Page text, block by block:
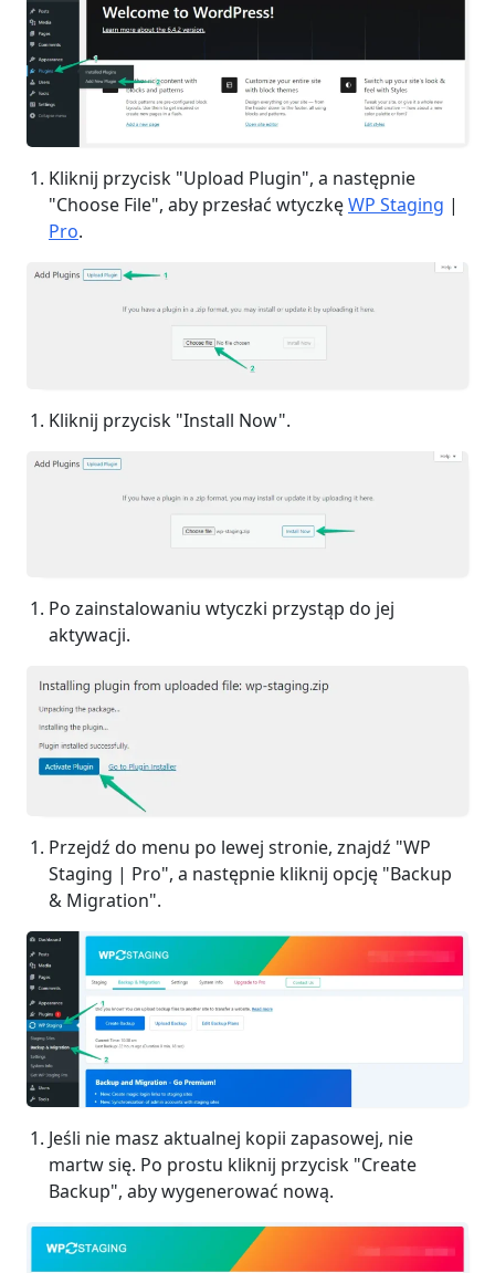
Kliknij przycisk "Upload Plugin", a następnie
"Choose File", aby przesłać wtyczkęWP Staging |
Pro.
Kliknij przycisk "Install Now".
Po zainstalowaniu wtyczki przystąp do jej
aktywacji.
Przejdź do menu po lewej stronie, znajdź "WP
Staging | Pro", a następnie kliknij opcję "Backup
& Migration".
Jeśli nie masz aktualnej kopii zapasowej, nie
martw się. Po prostu kliknij przycisk "Create
Backup", aby wygenerować nową.